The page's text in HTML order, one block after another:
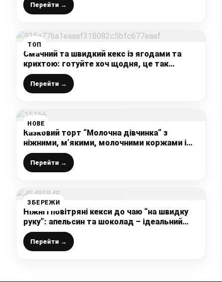
Перейти →
ТОП
Смачний та швидкий кекс із ягодами та
крихтою: готуйте хоч щодня, це так
просто і легко, змішала і в духовку
Перейти →
НОВЕ
Казковий торт “Молочна дівчинка” з
ніжними, м’якими, молочними коржами і
ароматним малиновим кремом – це
неймовірна смакота
Перейти →
ЗБЕРЕЖИ
Ніжні і повітряні кекси до чаю “на швидку
руку”: апельсин та шоколад – ідеальний
дует у випічці
Перейти →